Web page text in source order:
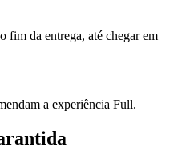
fim da entrega, até chegar em
a experiência Full.